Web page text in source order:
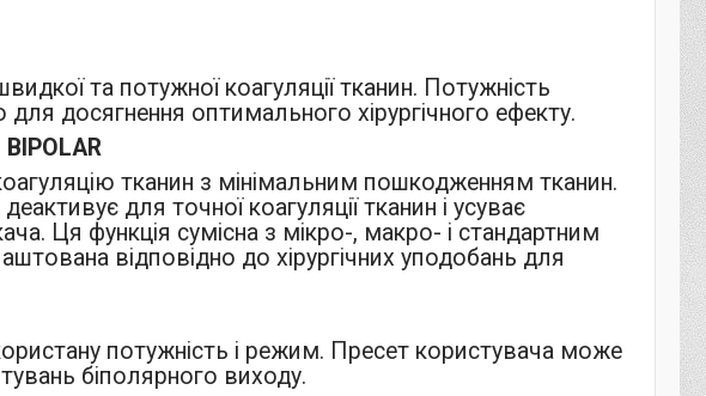
та потужної коагуляції тканин. Потужність
досягнення оптимального хірургічного ефекту.
тканин з мінімальним пошкодженням тканин.
для точної коагуляції тканин і усуває
Ця функція сумісна з мікро-, макро- і стандартним
відповідно до хірургічних уподобань для
потужність і режим. Пресет користувача може
біполярного виходу.